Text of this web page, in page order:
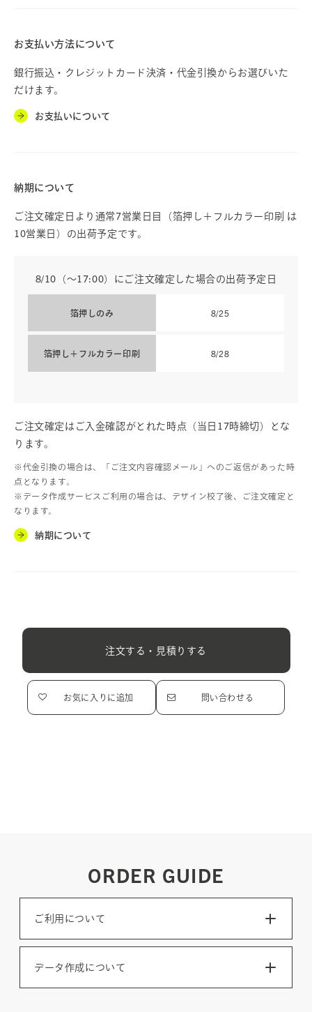
お支払い方法について
銀行振込・クレジットカード決済・代金引換からお選びいた
だけます。
お支払いについて
納期について
ご注文確定日より通常7営業日目（箔押し＋フルカラー印刷 は
10営業日）の出荷予定です。
8/10（〜17:00）にご注文確定した場合の出荷予定日
箔押しのみ 8/25
箔押し＋フルカラー印刷 8/28
ご注文確定はご入金確認がとれた時点（当日17時締切）とな
ります。
※代金引換の場合は、「ご注文内容確認メール」へのご返信があった時
点となります。
※データ作成サービスご利用の場合は、デザイン校了後、ご注文確定と
なります。
納期について
注文する・見積りする
お気に入りに追加 問い合わせる
ORDER GUIDE
ご利用について
データ作成について